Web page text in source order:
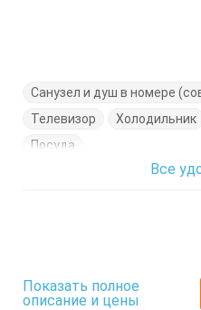
Санузел и душ в номере
Телевизор
Холодильник
Посуда
Все
Показать полное
описание и цены